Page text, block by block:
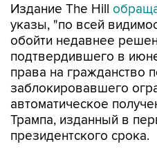
Издание The Hill
указы, "по всей
обойти недавнее
подтвердившего в
права на гражданство
заблокировавшего
автоматическое
Трампа, изданный в
президентского срока.